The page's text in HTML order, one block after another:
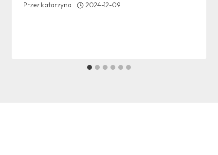
Przez katarzyna 2024-12-09